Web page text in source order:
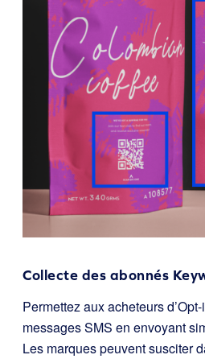
Collecte des abonnés
Permettez aux acheteurs
messages SMS en envoyant
Les marques peuvent susciter